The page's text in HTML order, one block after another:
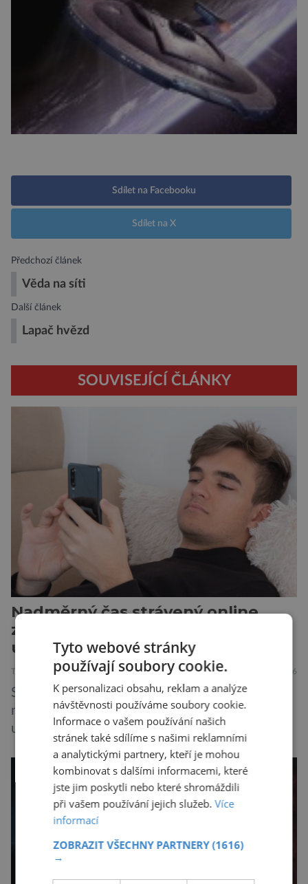
Sdílet na Facebooku
Sdílet na X
Předchozí článek
Věda na síti
Další článek
Lapač hvězd
SOUVISEJÍCÍ ČLÁNKY
Nadměrný čas strávený online
zvyšuje stres a zhoršuje náladu,
ukazuje studie
TECHNIKA ZAJÍMAVOSTI 4.8.2026
Studie provedená v loňském roce vědci z
německé Univerzity v Duisburgu-Essenu
ukázala, že nadměrné trávení času online je
spojeno s vyšší úrovní stresu, horší náladou a
vede k zanedbávání dalších aktivit. Zúčastnilo
se jí 900 dospělých Němců, kteří uvedli, že se v
posledním roce alespoň jednou zapojili do hraní
her, sledování pornografie, sledování sociálních
Tyto webové stránky
používají soubory cookie.
K personalizaci obsahu, reklam a analýze
návštěvnosti používáme soubory cookie.
Informace o vašem používání našich
stránek také sdílíme s našimi reklamními
a analytickými partnery, kteří je mohou
kombinovat s dalšími informacemi, které
jste jim poskytli nebo které shromáždili
při vašem používání jejich služeb.Více
informací
ZOBRAZIT VŠECHNY PARTNERY(1616)
→